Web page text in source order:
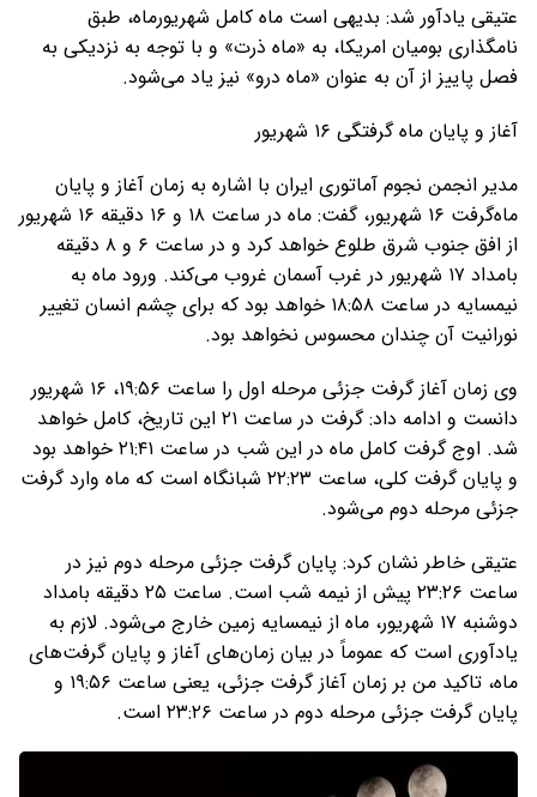
عتیقی یادآور شد: بدیهی است ماه کامل شهریورماه، طبق
نامگذاری بومیان امریکا، به «ماه ذرت» و با توجه به نزدیکی به
فصل پاییز از آن به عنوان «ماه درو» نیز یاد می‌شود.
آغاز و پایان ماه گرفتگی ۱۶ شهریور
مدیر انجمن نجوم آماتوری ایران با اشاره به زمان آغاز و پایان
ماه‌گرفت ۱۶ شهریور، گفت: ماه در ساعت ۱۸ و ۱۶ دقیقه ۱۶ شهریور
از افق جنوب شرق طلوع خواهد کرد و در ساعت ۶ و ۸ دقیقه
بامداد ۱۷ شهریور در غرب آسمان غروب می‌کند. ورود ماه به
نیمسایه در ساعت ۱۸:۵۸ خواهد بود که برای چشم انسان تغییر
نورانیت آن چندان محسوس نخواهد بود.
وی زمان آغاز گرفت جزئی مرحله اول را ساعت ۱۹:۵۶، ۱۶ شهریور
دانست و ادامه داد: گرفت در ساعت ۲۱ این تاریخ، کامل خواهد
شد. اوج گرفت کامل ماه در این شب در ساعت ۲۱:۴۱ خواهد بود
و پایان گرفت کلی، ساعت ۲۲:۲۳ شبانگاه است که ماه وارد گرفت
جزئی مرحله دوم می‌شود.
عتیقی خاطر نشان کرد: پایان گرفت جزئی مرحله دوم نیز در
ساعت ۲۳:۲۶ پیش از نیمه شب است. ساعت ۲۵ دقیقه بامداد
دوشنبه ۱۷ شهریور، ماه از نیمسایه زمین خارج می‌شود. لازم به
یادآوری است که عموماً در بیان زمان‌های آغاز و پایان گرفت‌های
ماه، تاکید من بر زمان‌ آغاز گرفت جزئی، یعنی ساعت ۱۹:۵۶ و
پایان گرفت جزئی مرحله دوم در ساعت ۲۳:۲۶ است.